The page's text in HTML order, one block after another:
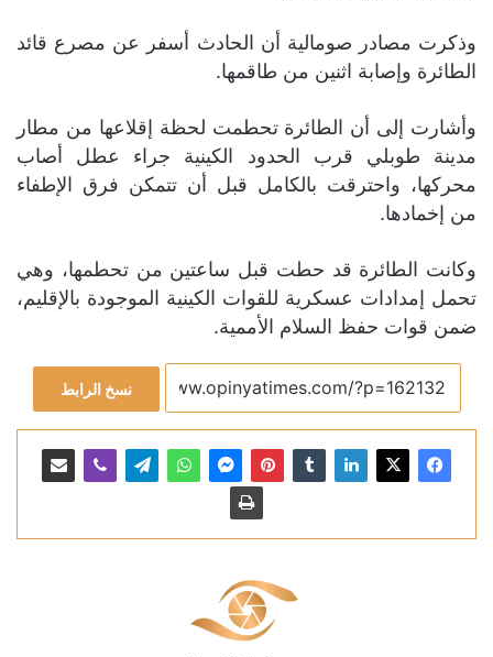
وذكرت مصادر صومالية أن الحادث أسفر عن مصرع قائد
الطائرة وإصابة اثنين من طاقمها.
وأشارت إلى أن الطائرة تحطمت لحظة إقلاعها من مطار
مدينة طوبلي قرب الحدود الكينية جراء عطل أصاب
محركها، واحترقت بالكامل قبل أن تتمكن فرق الإطفاء
من إخمادها.
وكانت الطائرة قد حطت قبل ساعتين من تحطمها، وهي
تحمل إمدادات عسكرية للقوات الكينية الموجودة بالإقليم،
ضمن قوات حفظ السلام الأممية.
نسخ الرابط